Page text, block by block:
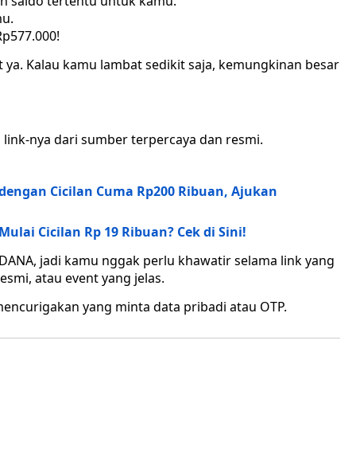
Kalau kamu lambat sedikit saja, kemungkinan besar
nya dari sumber terpercaya dan resmi.
Cicilan Cuma Rp200 Ribuan, Ajukan
Cicilan Rp 19 Ribuan? Cek di Sini!
jadi kamu nggak perlu khawatir selama link yang
atau event yang jelas.
yang minta data pribadi atau OTP.